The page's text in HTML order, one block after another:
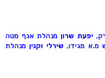
יפעת שרוןמנהלת אגף מטה
מגידו,שירלי וקניןמנהלת